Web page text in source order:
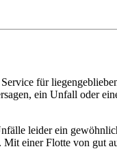
für
ein Unfall oder
leider ein
einer Flotte von gut